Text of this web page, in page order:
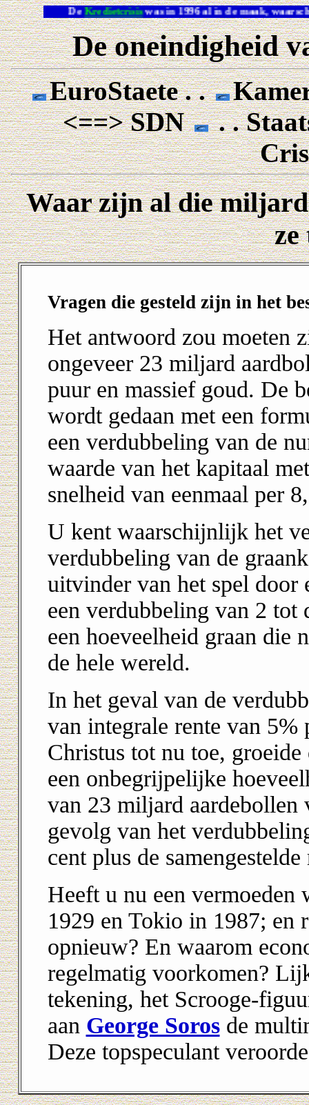
DeKredietcrisiswas in 1996 al in de maak,
De oneindigheid
EuroStaete . .
<==> SDN
. .
Waar zijn al die
ze
Vragen die gesteld zijn in het
Het antwoord zou moeten
ongeveer 23 miljard
puur en massief goud. De
wordt gedaan met een
een verdubbeling van de
waarde van het kapitaal
snelheid van eenmaal per
U kent waarschijnlijk het
verdubbeling van de
uitvinder van het spel door
een verdubbeling van 2 tot
een hoeveelheid graan die
de hele wereld.
In het geval van de
van integrale rente van 5%
Christus tot nu toe,
een onbegrijpelijke
van 23 miljard aardebollen
gevolg van het
cent plus de
Heeft u nu een vermoeden
1929 en Tokio in 1987; en
opnieuw? En waarom
regelmatig voorkomen? L
tekening, het Scrooge-
aan George Sorosde
Deze topspeculant